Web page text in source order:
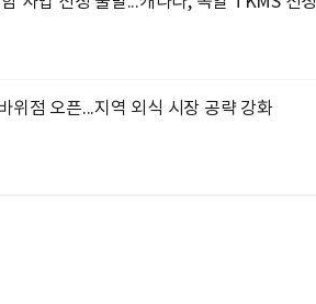
위점 오픈...지역 외식 시장 공략 강화